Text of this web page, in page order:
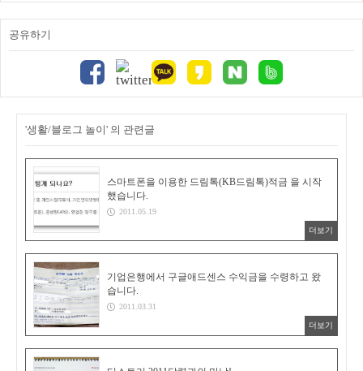
공유하기
'생활/블로그 놀이' 의 관련글
스마트폰을 이용한 드림톡(KB드림톡)적금 을 시작
했습니다.
2011.05.19
더보기
기업은행에서 구글애드센스 수익금을 수령하고 왔
습니다.
2011.03.31
더보기